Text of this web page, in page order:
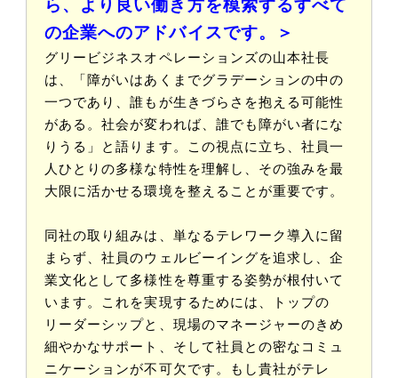
ら、より良い働き方を模索するすべて
の企業へのアドバイスです。＞
グリービジネスオペレーションズの山本社長
は、「障がいはあくまでグラデーションの中の
一つであり、誰もが生きづらさを抱える可能性
がある。社会が変われば、誰でも障がい者にな
りうる」と語ります。この視点に立ち、社員一
人ひとりの多様な特性を理解し、その強みを最
大限に活かせる環境を整えることが重要です。
同社の取り組みは、単なるテレワーク導入に留
まらず、社員のウェルビーイングを追求し、企
業文化として多様性を尊重する姿勢が根付いて
います。これを実現するためには、トップの
リーダーシップと、現場のマネージャーのきめ
細やかなサポート、そして社員との密なコミュ
ニケーションが不可欠です。もし貴社がテレ